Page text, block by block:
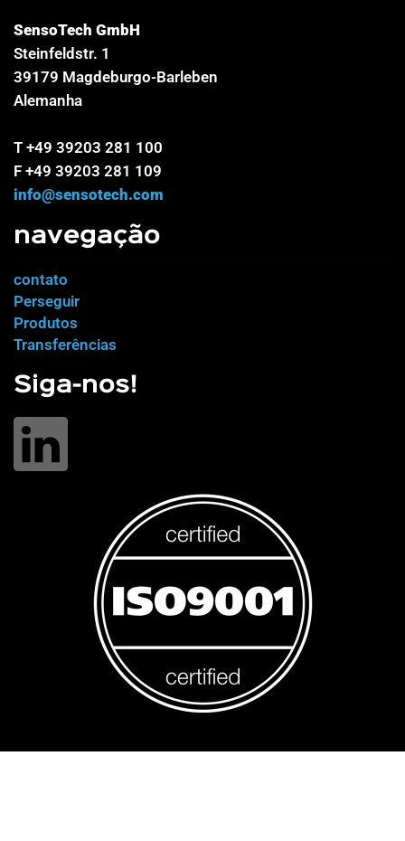
SensoTech GmbH
Steinfeldstr. 1
39179 Magdeburgo-Barleben
Alemanha
T +49 39203 281 100
F +49 39203 281 109
info@sensotech.com
navegação
contato
Perseguir
Produtos
Transferências
Siga-nos!